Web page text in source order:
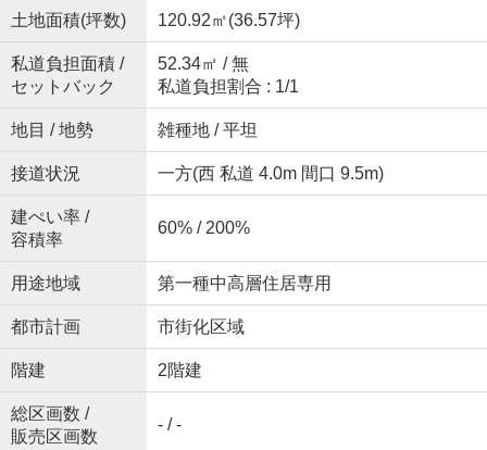
土地面積(坪数) 120.92㎡(36.57坪)
私道負担面積 /
セットバック
52.34㎡ / 無
私道負担割合 : 1/1
地目 / 地勢 雑種地 / 平坦
接道状況 一方(西 私道 4.0m 間口 9.5m)
建ぺい率 /
容積率
60% / 200%
用途地域 第一種中高層住居専用
都市計画 市街化区域
階建 2階建
総区画数 /
販売区画数
- / -